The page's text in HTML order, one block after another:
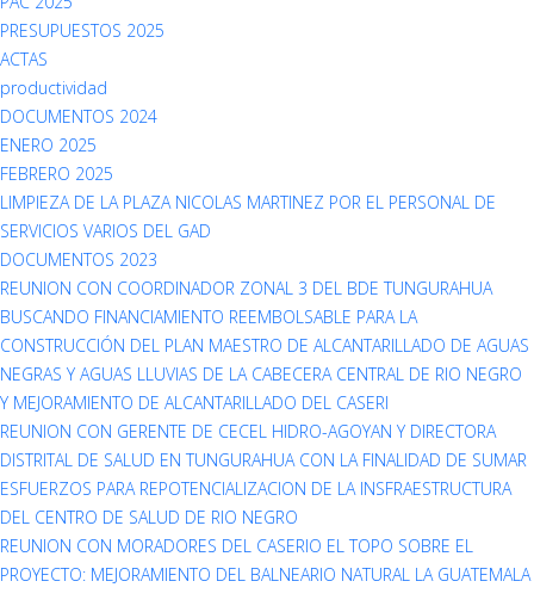
PRESUPUESTOS 2025
ACTAS
productividad
DOCUMENTOS 2024
ENERO 2025
FEBRERO 2025
LIMPIEZA DE LA PLAZA NICOLAS MARTINEZ POR EL PERSONAL DE
SERVICIOS VARIOS DEL GAD
DOCUMENTOS 2023
REUNION CON COORDINADOR ZONAL 3 DEL BDE TUNGURAHUA
BUSCANDO FINANCIAMIENTO REEMBOLSABLE PARA LA
CONSTRUCCIÓN DEL PLAN MAESTRO DE ALCANTARILLADO DE AGUAS
NEGRAS Y AGUAS LLUVIAS DE LA CABECERA CENTRAL DE RIO NEGRO
Y MEJORAMIENTO DE ALCANTARILLADO DEL CASERI
REUNION CON GERENTE DE CECEL HIDRO-AGOYAN Y DIRECTORA
DISTRITAL DE SALUD EN TUNGURAHUA CON LA FINALIDAD DE SUMAR
ESFUERZOS PARA REPOTENCIALIZACION DE LA INSFRAESTRUCTURA
DEL CENTRO DE SALUD DE RIO NEGRO
REUNION CON MORADORES DEL CASERIO EL TOPO SOBRE EL
PROYECTO: MEJORAMIENTO DEL BALNEARIO NATURAL LA GUATEMALA